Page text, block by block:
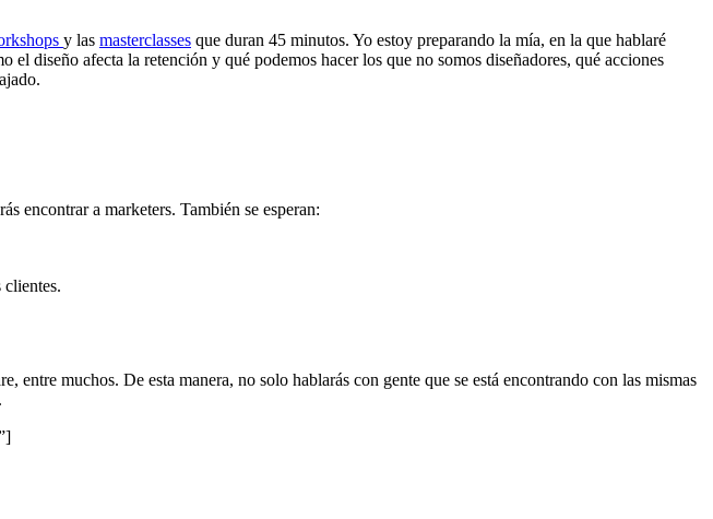
y las masterclasses que duran 45 minutos. Yo estoy preparando la mía, en la que hablaré
diseño afecta la retención y qué podemos hacer los que no somos diseñadores, qué acciones
encontrar a marketers. También se esperan:
clientes.
muchos. De esta manera, no solo hablarás con gente que se está encontrando con las mismas